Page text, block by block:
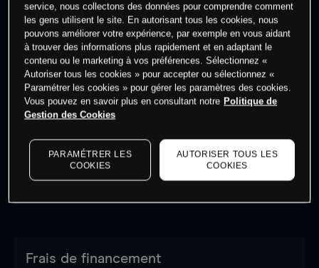
Commencez à trader
Les prix sont indicatifs.Connectez-vous pour voir les
dernières données du marché.
Frais de financement
service, nous collectons des données pour comprendre comment
les gens utilisent le site. En autorisant tous les cookies, nous
pouvons améliorer votre expérience, par exemple en vous aidant
à trouver des informations plus rapidement et en adaptant le
contenu ou le marketing à vos préférences. Sélectionnez «
Autoriser tous les cookies » pour accepter ou sélectionnez «
Paramétrer les cookies » pour gérer les paramètres des cookies.
Vous pouvez en savoir plus en consultant notre Politique de
Gestion des Cookies
PARAMÉTRER LES
COOKIES
AUTORISER TOUS LES
COOKIES